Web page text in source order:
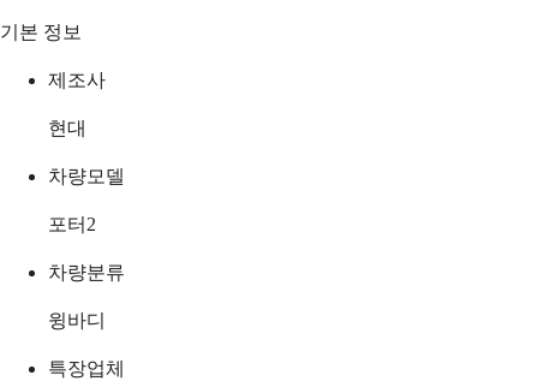
기본 정보
제조사
현대
차량모델
포터2
차량분류
윙바디
특장업체